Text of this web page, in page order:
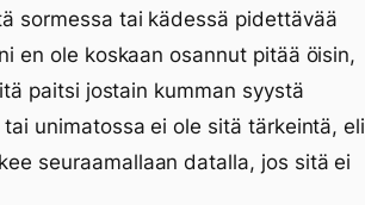
sormessa tai kädessä pidettävää
en ole koskaan osannut pitää öisin,
paitsi jostain kumman syystä
unimatossa ei ole sitä tärkeintä, eli
seuraamallaan datalla, jos sitä ei